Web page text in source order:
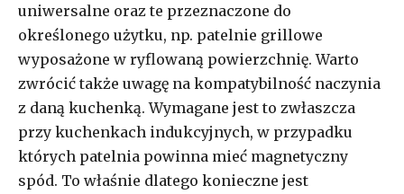
uniwersalne oraz te przeznaczone do
określonego użytku, np. patelnie grillowe
wyposażone w ryflowaną powierzchnię. Warto
zwrócić także uwagę na kompatybilność naczynia
z daną kuchenką. Wymagane jest to zwłaszcza
przy kuchenkach indukcyjnych, w przypadku
których patelnia powinna mieć magnetyczny
spód. To właśnie dlatego konieczne jest